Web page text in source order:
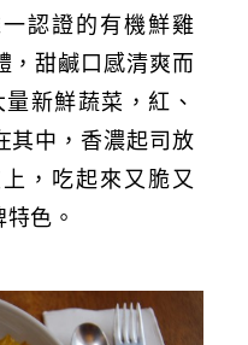
認證的有機鮮雞
，甜鹹口感清爽而
新鮮蔬菜，紅、
其中，香濃起司放
，吃起來又脆又
色。